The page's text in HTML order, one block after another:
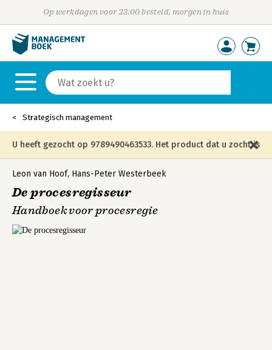
Op werkdagen voor 23:00 besteld, morgen in huis
Strategisch management
U heeft gezocht op 9789490463533. Het product dat u zocht is
niet meer in die editie leverbaar en is vervangen door de
onderstaande editie.
Leon van Hoof, Hans-Peter Westerbeek
De procesregisseur
Handboek voor procesregie